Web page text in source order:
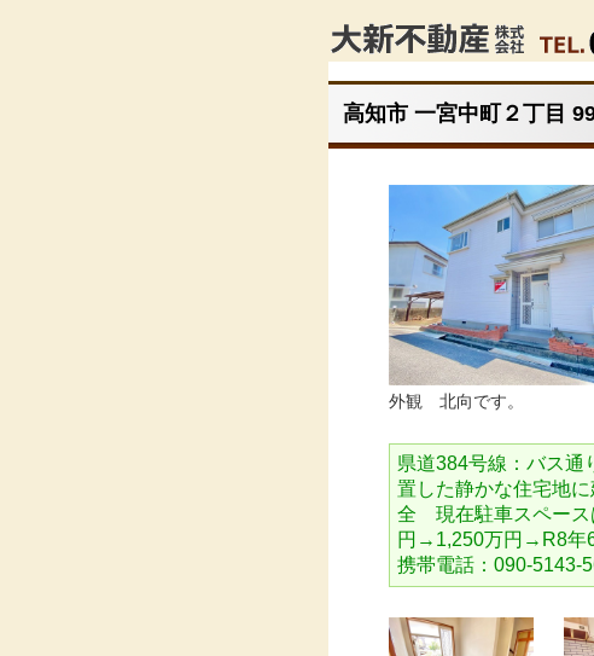
高知市 一宮中町２丁目
外観 北向です。
県道384号線：バス通
置した静かな住宅地
全 現在駐車スペー
円→1,250万円→R8
携帯電話：090-5143-